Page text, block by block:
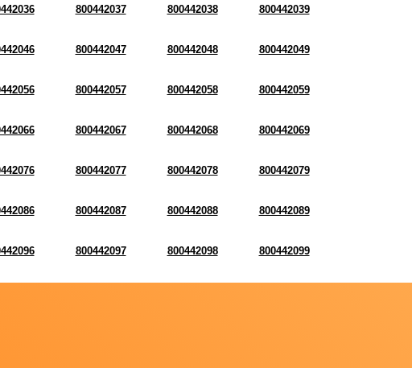
800442037 800442038 800442039
800442047 800442048 800442049
800442057 800442058 800442059
800442067 800442068 800442069
800442077 800442078 800442079
800442087 800442088 800442089
800442097 800442098 800442099